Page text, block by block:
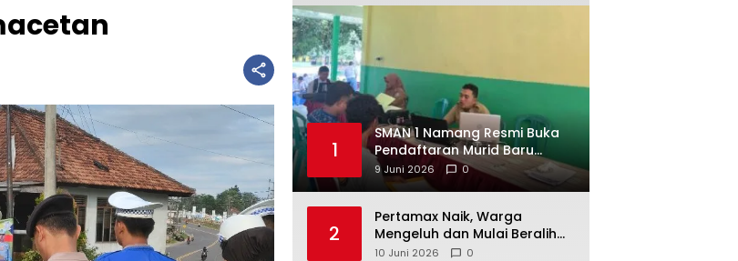
1
SMAN 1 Namang Resmi Buka
Pendaftaran Murid Baru
2026/2027
9 Juni 2026 0
2
‎Pertamax Naik, Warga
Mengeluh dan Mulai Beralih
ke Pertalite Meski Harus Antre
10 Juni 2026 0